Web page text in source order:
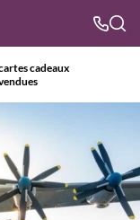
cadeaux